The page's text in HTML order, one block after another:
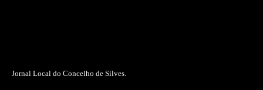
Jornal Local do Concelho de Silves.